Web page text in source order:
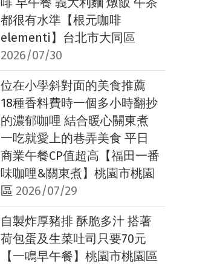
都很有水準【根元咖啡
elementi】台北市大同區
2026/07/30
位在小學斜對面的美食推薦
18種香料費時一個多小時翻抄
的濃郁咖哩 結合暖心關東煮
一吃就愛上的巷弄美食 平日
商業午餐CP值超高【福田一番
味咖哩&關東煮】桃園市桃園
區 2026/07/29
自製炸厚豬排 酥脆多汁 搭著
荷包蛋及生菜吐司只要70元
【一鳴早午餐】桃園市桃園區